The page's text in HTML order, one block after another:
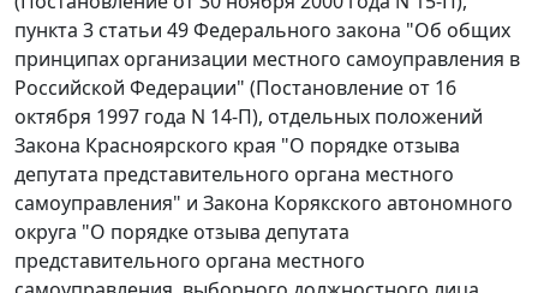
пункта 3 статьи 49Федерального закона "Об общих
принципах организации местного самоуправления в
Российской Федерации" (Постановление от 16
октября 1997 года N 14-П), отдельных положений
Закона Красноярского края "О порядке отзыва
депутата представительного органа местного
самоуправления" и Закона Корякского автономного
округа "О порядке отзыва депутата
представительного органа местного